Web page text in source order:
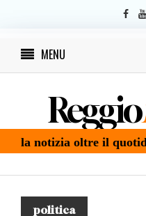
MENU
Reggio
la notizia oltre il
politica